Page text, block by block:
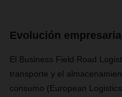
Evolución
El Business Field Road
transporte y el
consumo (European